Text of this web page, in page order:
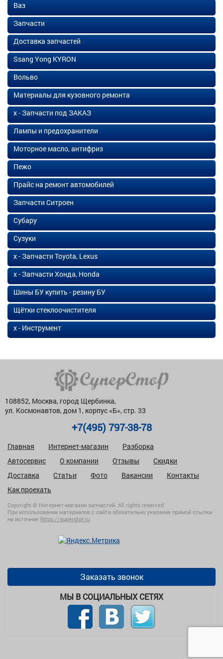
Ваз
Запчасти
Доставка запчастей
Ssang Yong KYRON
Вольво
Материалы для кузовного ремонта
х - Запчасти под ЗАКАЗ
Лампы и предохранители
Моторное масло, антифриз
Пежо
Прайс на ремонт автомобилей
Запчасти Ситроен
Субару
Сузуки
х - Запчасти Toyota, Lexus
х - Запчасти Хонда, Honda
Шины БУ купить - резину БУ
Щётки стеклоочистителя
х - Инструмент
108852, Москва, город Щербинка,
ул. Космонавтов, дом 1, корпус «Б», стр. 33
+7(495) 797-38-78
Главная Интернет-магазин
Разборка
Автосервис
О компании Отзывы
Скидки
Доставка
Статьи Фото Вакансии
Контакты
Как проехать
Copyright © Интернет-магазин запчастей. All rights reserved
При использовании материалов с сайта обязательно указание прямой ссылки
на источник https://superstor.ru
Заказать звонок
МЫ В СОЦИАЛЬНЫХ СЕТЯХ